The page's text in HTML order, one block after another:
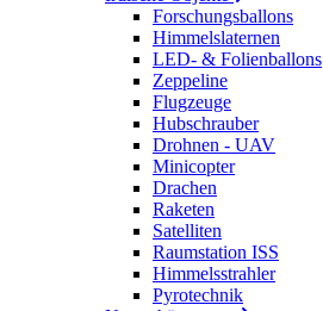
Forschungsballons
Himmelslaternen
LED- & Folienballons
Zeppeline
Flugzeuge
Hubschrauber
Drohnen - UAV
Minicopter
Drachen
Raketen
Satelliten
Raumstation ISS
Himmelsstrahler
Pyrotechnik